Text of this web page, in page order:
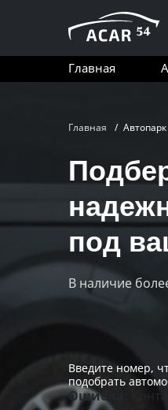
Главная
Главная Автопарк
под
В наличие
Введите номер,
подобрать
Ошибка: